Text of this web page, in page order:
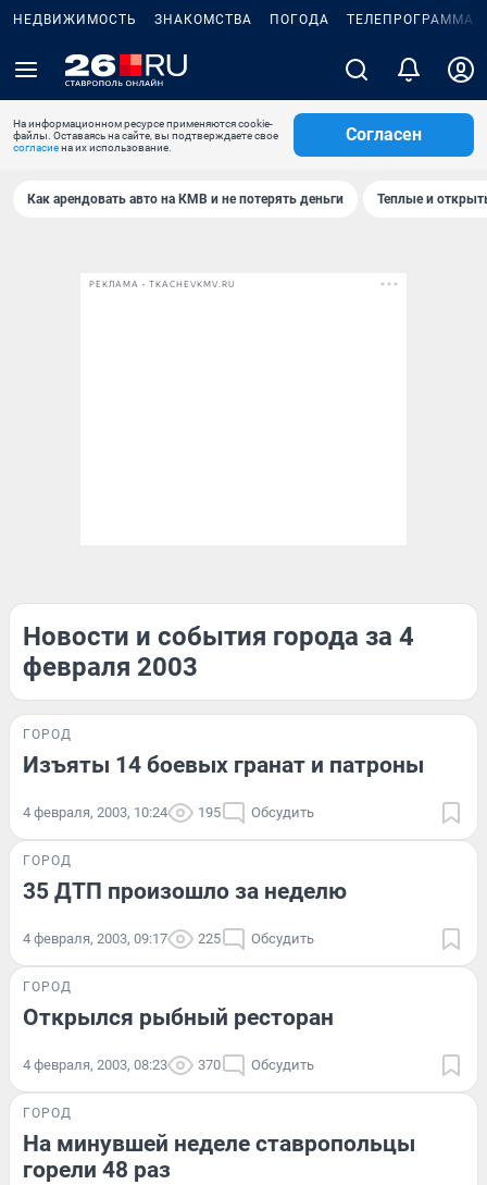
НЕДВИЖИМОСТЬ ЗНАКОМСТВА ПОГОДА ТЕЛЕПРОГРАММА
На информационном ресурсе применяются cookie-
файлы. Оставаясь на сайте, вы подтверждаете свое
согласиена их использование.
Согласен
Как арендовать авто на КМВ и не потерять деньги Теплые и
РЕКЛАМА • TKACHEVKMV.RU
Новости и события города за 4
февраля 2003
ГОРОД
Изъяты 14 боевых гранат и патроны
4 февраля, 2003, 10:24 195 Обсудить
ГОРОД
35 ДТП произошло за неделю
4 февраля, 2003, 09:17 225 Обсудить
ГОРОД
Открылся рыбный ресторан
4 февраля, 2003, 08:23 370 Обсудить
ГОРОД
На минувшей неделе ставропольцы
горели 48 раз